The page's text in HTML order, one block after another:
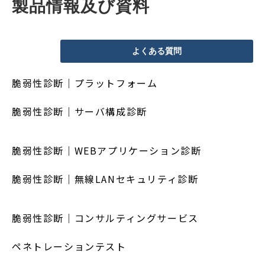
製品情報及び資料
よくある質問
脆弱性診断｜プラットフォーム
脆弱性診断｜サーバ構成診断
脆弱性診断｜WEBアプリケーション診断
脆弱性診断｜無線LANセキュリティ診断
脆弱性診断｜コンサルティングサービス
ペネトレーションテスト